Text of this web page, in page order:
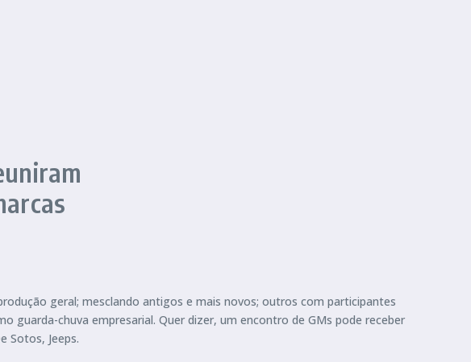
geral; mesclando antigos e mais novos; outros com participantes
guarda-chuva empresarial. Quer dizer, um encontro de GMs pode receber
Sotos, Jeeps.